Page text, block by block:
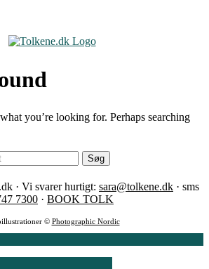
you’re looking for. Perhaps searching
· Vi svarer hurtigt: sara@tolkene.dk · sms
7300 · BOOK TOLK
© Photographic Nordic